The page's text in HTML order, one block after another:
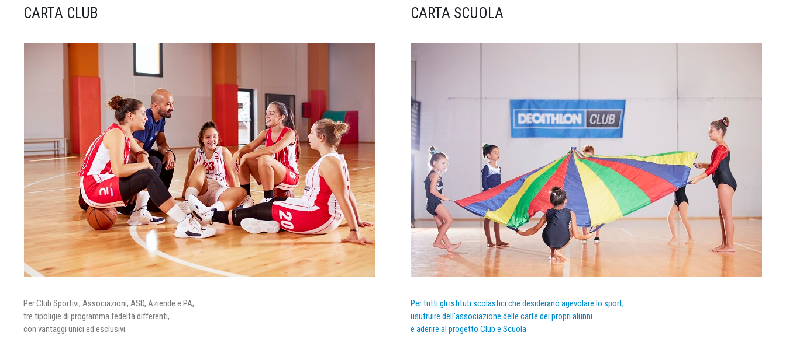
CARTA CLUB
Per Club Sportivi, Associazioni, ASD, Aziende e PA,
tre tipoligie di programma fedeltà differenti,
con vantaggi unici ed esclusivi.
CARTA SCUOLA
Per tutti gli istituti scolastici che desiderano agevolare lo sport,
usufruire dell’associazione delle carte dei propri alunni
e aderire al progetto Club e Scuola